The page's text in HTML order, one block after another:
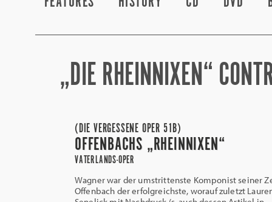
„DIE RHEINNIXEN“
(DIE VERGESSENE OPER 51B)
OFFENBACHS „RHEINNIXEN“
VATERLANDS-OPER
Wagner war der umstrittenste Komponist seiner
Offenbach der erfolgreichste, worauf zuletzt